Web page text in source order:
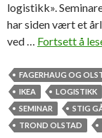
logistikk».
har siden vært et
ved … Fortsett å
FAGERHAUG OG
IKEA
LOGISTIKK
SEMINAR
STIG
TROND OLSTAD